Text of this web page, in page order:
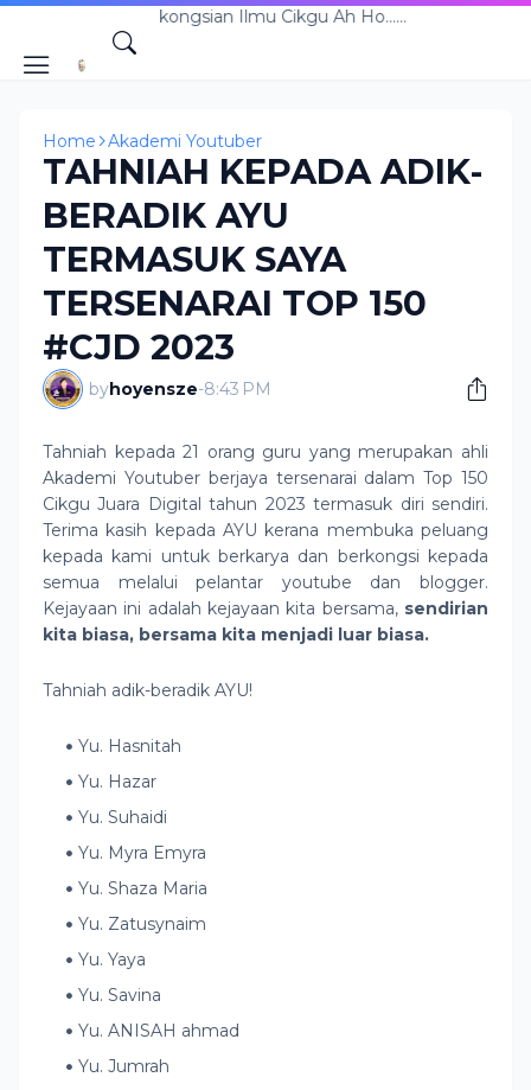
Perkongsian Ilmu Cikgu Ah Ho......
Home Akademi Youtuber
TAHNIAH KEPADA ADIK-
BERADIK AYU
TERMASUK SAYA
TERSENARAI TOP 150
#CJD 2023
byhoyensze-8:43 PM
Tahniah kepada 21 orang guru yang merupakan ahli
Akademi Youtuber berjaya tersenarai dalam Top 150
Cikgu Juara Digital tahun 2023 termasuk diri sendiri.
Terima kasih kepada AYU kerana membuka peluang
kepada kami untuk berkarya dan berkongsi kepada
semua melalui pelantar youtube dan blogger.
Kejayaan ini adalah kejayaan kita bersama, sendirian
kita biasa, bersama kita menjadi luar biasa.
Tahniah adik-beradik AYU!
Yu. Hasnitah
Yu. Hazar
Yu. Suhaidi
Yu. Myra Emyra
Yu. Shaza Maria
Yu. Zatusynaim
Yu. Yaya
Yu. Savina
Yu. ANISAH ahmad
Yu. Jumrah